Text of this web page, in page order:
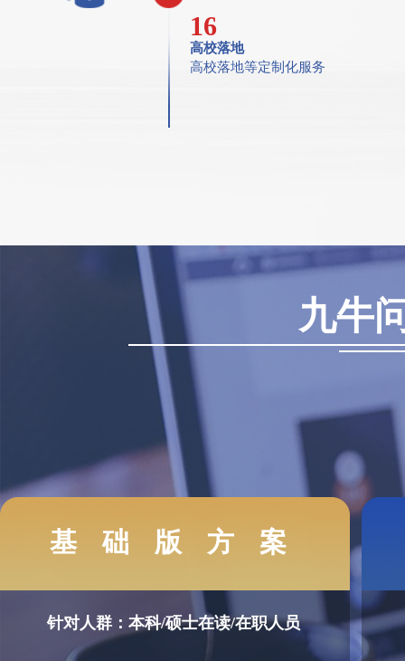
16
高校落地
高校落地等定制化服务
九牛
基础版方案
针对人群： 本科/硕士在读/在职人员